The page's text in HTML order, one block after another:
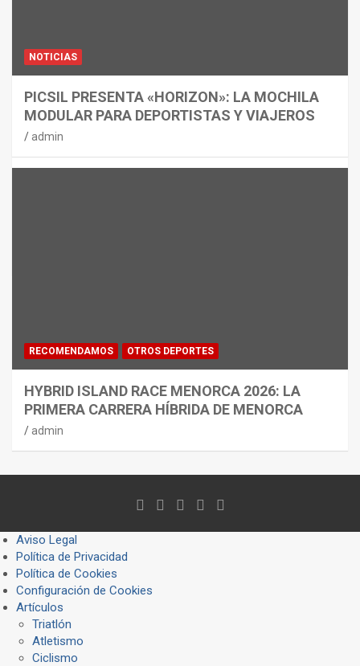
NOTICIAS
PICSIL PRESENTA «HORIZON»: LA MOCHILA
MODULAR PARA DEPORTISTAS Y VIAJEROS
admin
RECOMENDAMOS OTROS DEPORTES
HYBRID ISLAND RACE MENORCA 2026: LA
PRIMERA CARRERA HÍBRIDA DE MENORCA
admin
Aviso Legal
Política de Privacidad
Política de Cookies
Configuración de Cookies
Artículos
Triatlón
Atletismo
Ciclismo